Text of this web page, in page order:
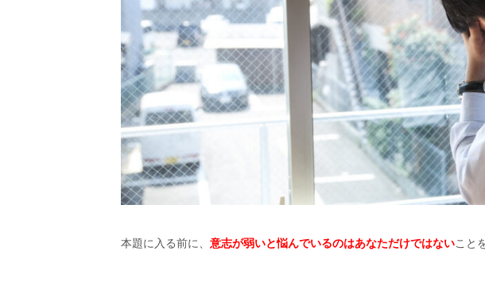
本題に入る前に、 意志が弱いと悩んでいるのはあなただけではないこと